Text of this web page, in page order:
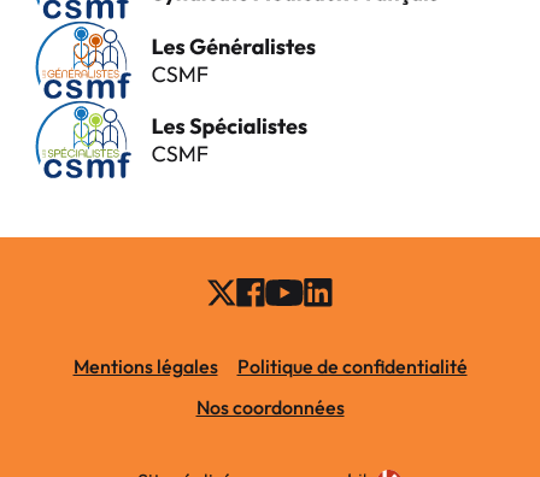
Mentions légales
Politique de confidentialité
Nos coordonnées